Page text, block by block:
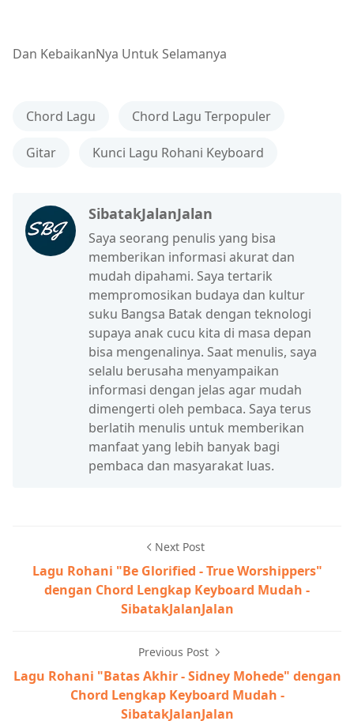
Dan KebaikanNya Untuk Selamanya
Chord Lagu Chord Lagu Terpopuler
Gitar Kunci Lagu Rohani Keyboard
SibatakJalanJalan
Saya seorang penulis yang bisa
memberikan informasi akurat dan
mudah dipahami. Saya tertarik
mempromosikan budaya dan kultur
suku Bangsa Batak dengan teknologi
supaya anak cucu kita di masa depan
bisa mengenalinya. Saat menulis, saya
selalu berusaha menyampaikan
informasi dengan jelas agar mudah
dimengerti oleh pembaca. Saya terus
berlatih menulis untuk memberikan
manfaat yang lebih banyak bagi
pembaca dan masyarakat luas.
Next Post
Lagu Rohani "Be Glorified - True Worshippers"
dengan Chord Lengkap Keyboard Mudah -
SibatakJalanJalan
Previous Post
Lagu Rohani "Batas Akhir - Sidney Mohede" dengan
Chord Lengkap Keyboard Mudah -
SibatakJalanJalan